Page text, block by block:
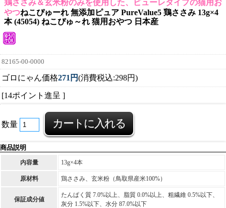
鶏ささみ＆玄米粉のみを使用した、ピューレタイプの猫用お
やつねこぴゅーれ 無添加ピュア PureValue5 鶏ささみ 13g×4
本 (45054) ねこぴゅ～れ 猫用おやつ 日本産
82165-00-0000
ゴロにゃん価格271円(消費税込:298円)
[14ポイント進呈 ]
数量
商品説明
内容量 13g×4本
原材料 鶏ささみ、玄米粉（鳥取県産米100%）
保証成分値
たんぱく質 7.0%以上、脂質 0.0%以上、粗繊維 0.5%以下、
灰分 1.5%以下、水分 87.0%以下